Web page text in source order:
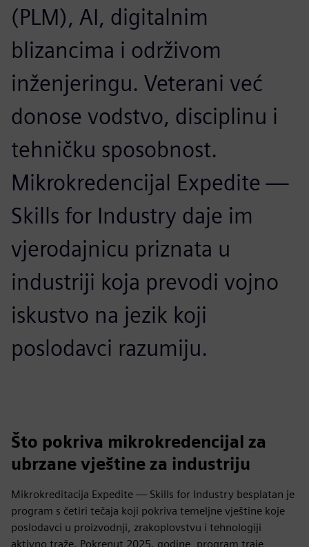
(PLM), AI, digitalnim
blizancima i održivom
inženjeringu. Veterani već
donose vodstvo, disciplinu i
tehničku sposobnost.
Mikrokredencijal Expedite —
Skills for Industry daje im
vjerodajnicu priznata u
industriji koja prevodi vojno
iskustvo na jezik koji
poslodavci razumiju.
Što pokriva mikrokredencijal za
ubrzane vještine za industriju
Mikrokreditacija Expedite — Skills for Industry besplatan je
program s četiri tečaja koji pokriva temeljne vještine koje
poslodavci u proizvodnji, zrakoplovstvu i tehnologiji
aktivno traže. Pokrenut 2025. godine, program traje